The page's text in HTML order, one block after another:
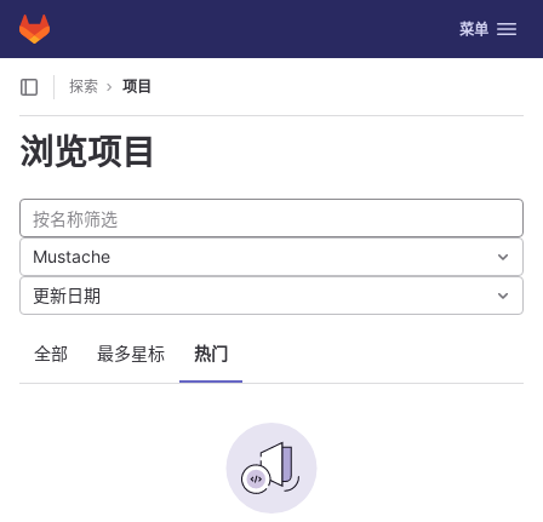
Skip to content
GitLab 切换导航
菜单
探索 项目
浏览项目
全部 最多星标 热门
Mustache
更新日期